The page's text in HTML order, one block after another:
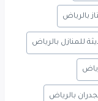
بالرياض
للمنازل بالرياض
بالرياض